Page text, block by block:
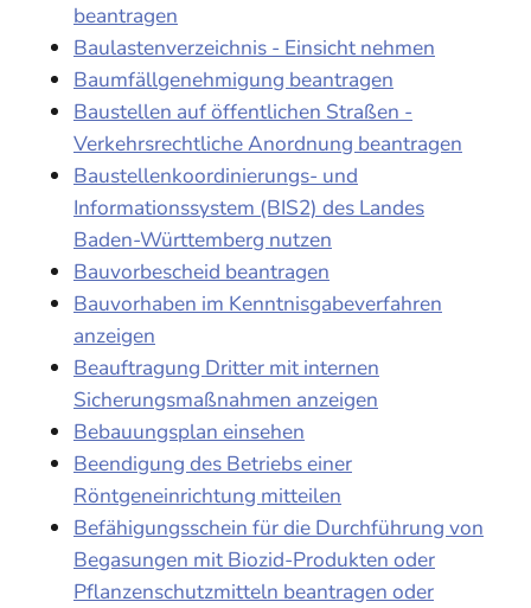
beantragen
Baulastenverzeichnis - Einsicht nehmen
Baumfällgenehmigung beantragen
Baustellen auf öffentlichen Straßen -
Verkehrsrechtliche Anordnung beantragen
Baustellenkoordinierungs- und
Informationssystem (BIS2) des Landes
Baden-Württemberg nutzen
Bauvorbescheid beantragen
Bauvorhaben im Kenntnisgabeverfahren
anzeigen
Beauftragung Dritter mit internen
Sicherungsmaßnahmen anzeigen
Bebauungsplan einsehen
Beendigung des Betriebs einer
Röntgeneinrichtung mitteilen
Befähigungsschein für die Durchführung von
Begasungen mit Biozid-Produkten oder
Pflanzenschutzmitteln beantragen oder